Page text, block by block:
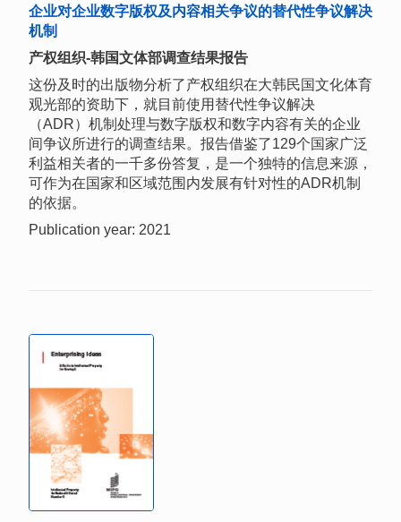
企业对企业数字版权及内容相关争议的替代性争议解决
机制
产权组织-韩国文体部调查结果报告
这份及时的出版物分析了产权组织在大韩民国文化体育
观光部的资助下，就目前使用替代性争议解决
（ADR）机制处理与数字版权和数字内容有关的企业
间争议所进行的调查结果。报告借鉴了129个国家广泛
利益相关者的一千多份答复，是一个独特的信息来源，
可作为在国家和区域范围内发展有针对性的ADR机制
的依据。
Publication year: 2021